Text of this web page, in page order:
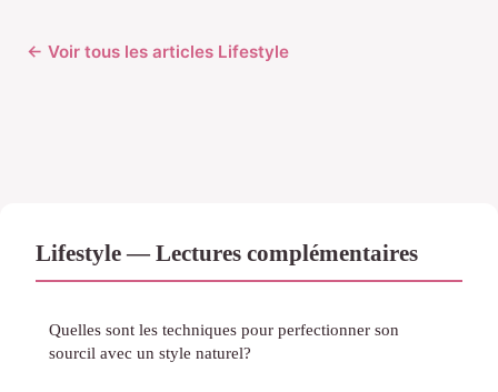
← Voir tous les articles Lifestyle
Lifestyle — Lectures complémentaires
Quelles sont les techniques pour perfectionner son
sourcil avec un style naturel?